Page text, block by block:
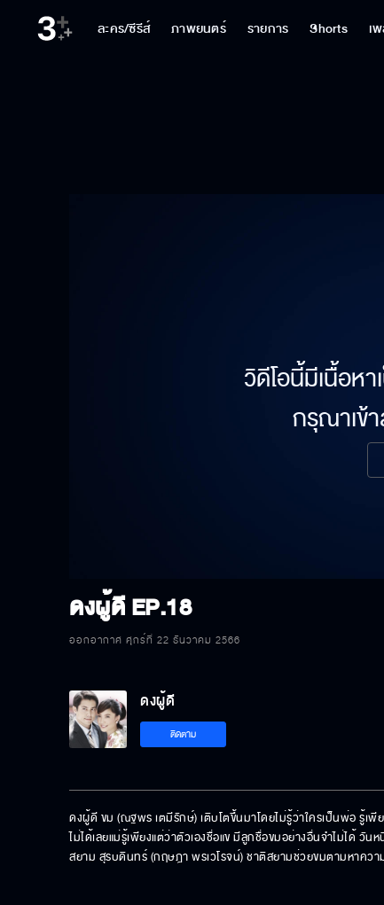
ละคร/ซีรีส์ ภาพยนตร์ รายการ Shorts เ
วิดีโอนี้มีเนื้อห
กรุณาเข้
ดงผู้ดีEP.18
ออกอากาศ ศุกร์ที่ 22 ธันวาคม 2566
ดงผู้ดี
ติดตาม
ดงผู้ดี ขม (ณฐพร เตมีรักษ์) เติบโตขึ้นมาโดยไม่รู้ว่าใครเป็นพ่อ รู้เพี
ไม่ได้เลยแม่รู้เพียงแต่ว่าตัวเองชื่อแข มีลูกชื่อขมอย่างอื่นจำไม่ได้
สยาม สุรบดินทร์ (กฤษฎา พรเวโรจน์) ชาติสยามช่วยขมตามหาควา